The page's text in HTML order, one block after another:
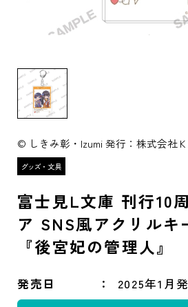
© しきみ彰・Izumi 発行：株式会社
富士見L文庫 刊行10
ア SNS風アクリルキ
『後宮妃の管理人』
発売日 2025年1月